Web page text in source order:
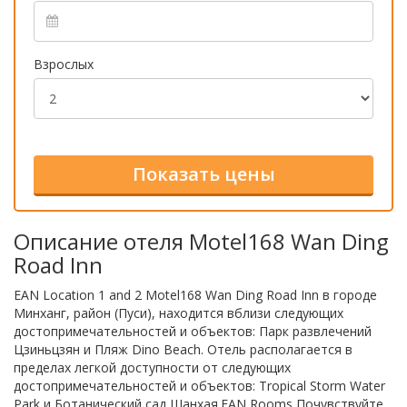
Взрослых
Описание отеля Motel168 Wan Ding
Road Inn
EAN Location 1 and 2 Motel168 Wan Ding Road Inn в городе
Минханг, район (Пуси), находится вблизи следующих
достопримечательностей и объектов: Парк развлечений
Цзиньцзян и Пляж Dino Beach. Отель располагается в
пределах легкой доступности от следующих
достопримечательностей и объектов: Tropical Storm Water
Park и Ботанический сад Шанхая.EAN Rooms Почувствуйте